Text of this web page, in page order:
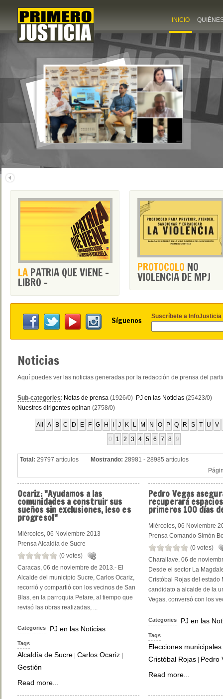
INICIO
LA PATRIA QUE VIENE -
LIBRO -
PROTOCOLO NO
VIOLENCIA DE MPJ
Síguenos Suscríbete a InfoJusticia
Noticias
Aquí puedes ver las noticias generadas por la redacción de prensa del
Sub-categories: Notas de prensa (1926/0) PJ en las Noticias (25423/0)
Nuestros dirigentes opinan (2758/0)
All A B C D E F G H J K L M N O P Q R S T U V
0 1 2 3 4 5 6 7 8 9
Total: 29797 artículos Mostrando: 28981 - 28985 artículos
Ocariz:"Ayudamos a las
comunidades a construir sus
sueños sin exclusiones, ¡eso es
progreso!"
Miércoles, 06 Noviembre 2013
Prensa Alcaldía de Sucre
(0 votes)
Caracas, 06 de noviembre de 2013.- El
Alcalde del municipio Sucre, Carlos Ocariz,
recorrió y compartió con los vecinos de San
Blas, en la parroquia Petare, al tiempo que
revisó las obras realizadas, ...
Categories PJ en las Noticias
Tags
Alcaldía de Sucre Carlos Ocariz
Gestión
Read more...
Pedro Vegas
recuperará
primeros 100 días
Miércoles, 06 Noviembre
Prensa Comando Simón
(0 votes)
Charallave, 06 de
Desde el sector La
Cristóbal Rojas del estado
candidato a alcalde de la
Vegas, conversó con los
Categories PJ en las
Tags
Elecciones municipales
Cristóbal Rojas
Pedro
Read more...